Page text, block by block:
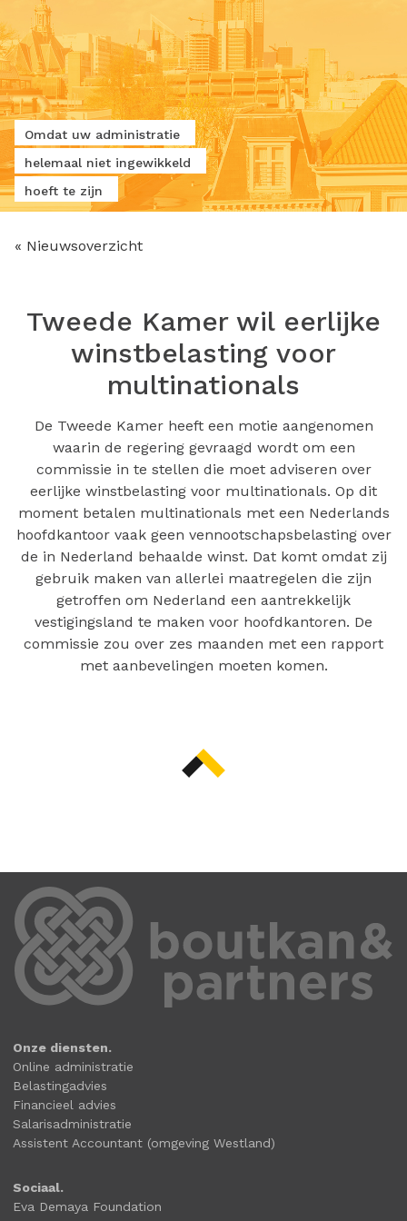
Omdat uw administratie
helemaal niet ingewikkeld
hoeft te zijn
« Nieuwsoverzicht
Tweede Kamer wil eerlijke
winstbelasting voor
multinationals
De Tweede Kamer heeft een motie aangenomen
waarin de regering gevraagd wordt om een
commissie in te stellen die moet adviseren over
eerlijke winstbelasting voor multinationals. Op dit
moment betalen multinationals met een Nederlands
hoofdkantoor vaak geen vennootschapsbelasting over
de in Nederland behaalde winst. Dat komt omdat zij
gebruik maken van allerlei maatregelen die zijn
getroffen om Nederland een aantrekkelijk
vestigingsland te maken voor hoofdkantoren. De
commissie zou over zes maanden met een rapport
met aanbevelingen moeten komen.
Onze diensten.
Online administratie
Belastingadvies
Financieel advies
Salarisadministratie
Assistent Accountant (omgeving Westland)
Sociaal.
Eva Demaya Foundation